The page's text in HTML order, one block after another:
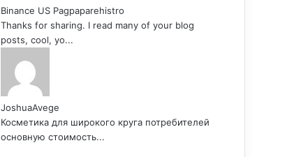
Binance US Pagpaparehistro
Thanks for sharing. I read many of your blog
posts, cool, yo...
JoshuaAvege
Косметика для широкого круга потребителей
основную стоимость...